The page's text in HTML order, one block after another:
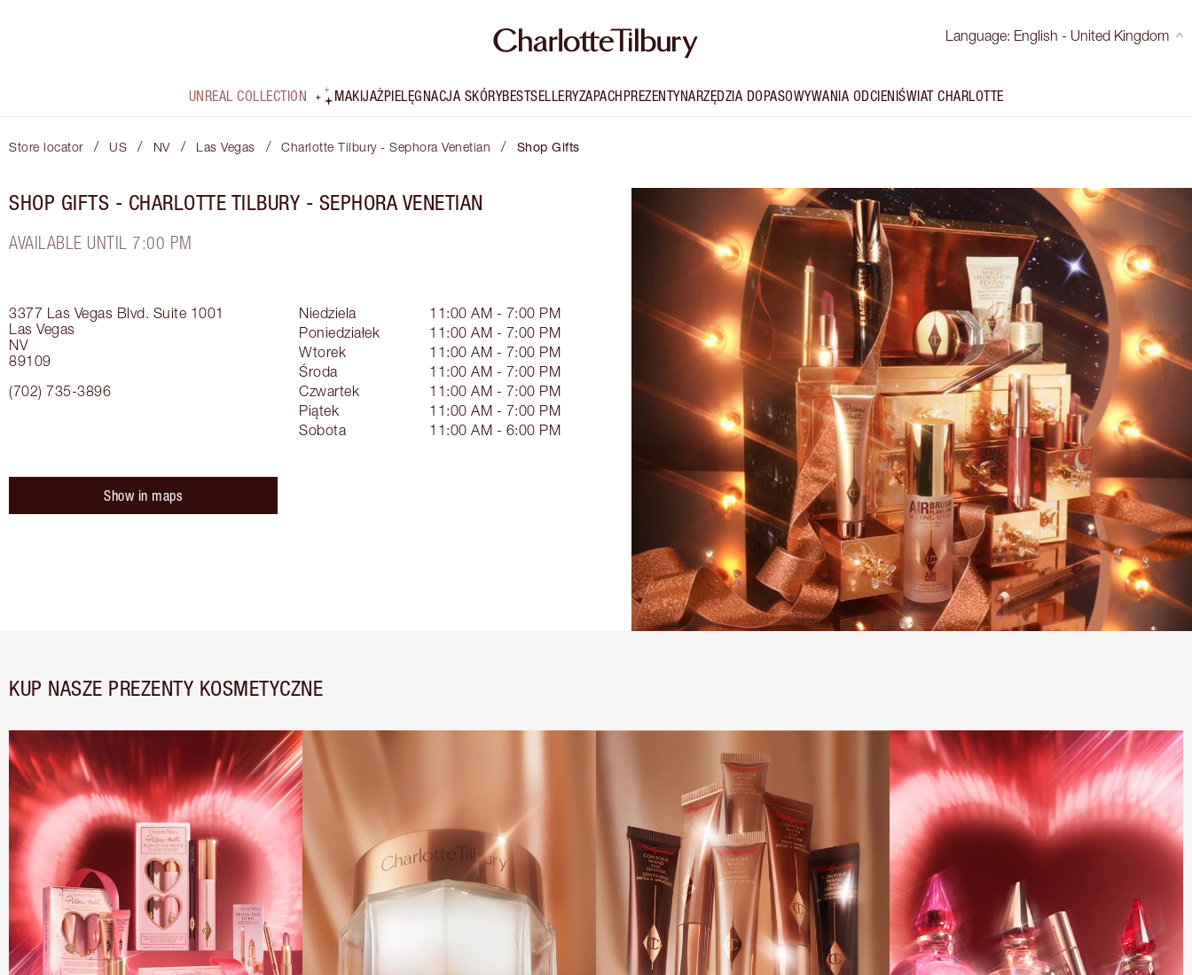
Language: English - United Kingdom
UNREAL COLLECTION MAKIJAŻPIELĘGNACJA SKÓRYBESTSELLERYZAPACHPREZENTYNARZĘDZIA DOPASOWYWANIA ODCIENIŚWIAT CHARLOTTE
Store locator / US / NV / Las Vegas / Charlotte Tilbury - Sephora Venetian / Shop Gifts
SHOP GIFTS - CHARLOTTE TILBURY - SEPHORA VENETIAN
AVAILABLE UNTIL 7:00 PM
3377 Las Vegas Blvd. Suite 1001
Las Vegas
NV
89109
(702) 735-3896
Niedziela
11:00 AM - 7:00 PM
Poniedziałek
11:00 AM - 7:00 PM
Wtorek
11:00 AM - 7:00 PM
Środa
11:00 AM - 7:00 PM
Czwartek
11:00 AM - 7:00 PM
Piątek
11:00 AM - 7:00 PM
Sobota
11:00 AM - 6:00 PM
Show in maps
KUP NASZE PREZENTY KOSMETYCZNE